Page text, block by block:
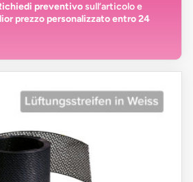
preventivosull’articolo e
prezzo personalizzato entro 24